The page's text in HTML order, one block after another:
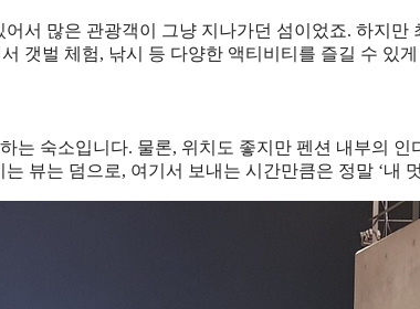
서 많은 관광객이 그냥 지나가던 섬이었죠. 하지만
갯벌 체험, 낚시 등 다양한 액티비티를 즐길 수 있
는 숙소입니다. 물론, 위치도 좋지만 펜션 내부의 인
뷰는 덤으로, 여기서 보내는 시간만큼은 정말 ‘내